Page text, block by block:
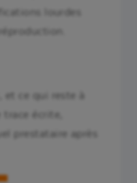
lourdes
ce qui reste à
trace écrite,
prestataire après